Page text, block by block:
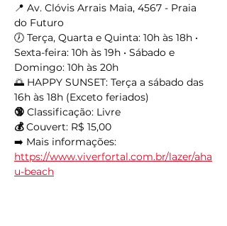
📍 Av. Clóvis Arrais Maia, 4567 - Praia
do Futuro
🕖 Terça, Quarta e Quinta: 10h às 18h •
Sexta-feira: 10h às 19h • Sábado e
Domingo: 10h às 20h
🌅 HAPPY SUNSET: Terça a sábado das
16h às 18h (Exceto feriados)
🔞 Classificação: Livre
💰 Couvert: R$ 15,00
➡️ Mais informações:
https://www.viverfortal.com.br/lazer/aha
u-beach